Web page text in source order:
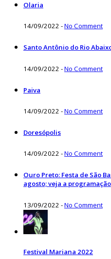
Olaria
14/09/2022 -No Comment
Santo Antônio do Rio
14/09/2022 -No Comment
Paiva
14/09/2022 -No Comment
Doresópolis
14/09/2022 -No Comment
Ouro Preto: Festa de São
agosto; veja a programação
13/09/2022 -No Comment
Festival Mariana 2022